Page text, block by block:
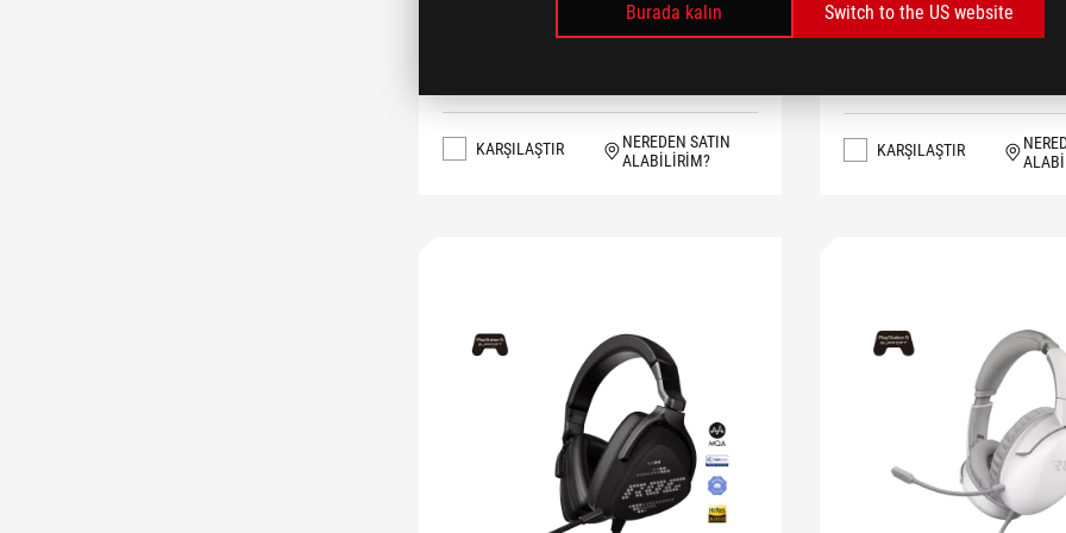
Burada kalın Switch to the US website
KARŞILAŞTIR
NEREDEN SATIN
ALABILIRIM?
KARŞILAŞTIR